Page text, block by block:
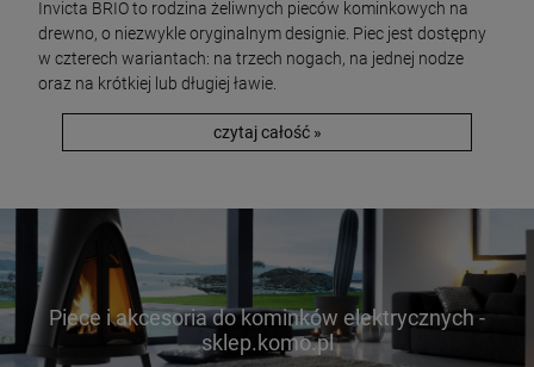
Invicta BRIO to rodzina żeliwnych pieców kominkowych na
drewno, o niezwykle oryginalnym designie. Piec jest dostępny
w czterech wariantach: na trzech nogach, na jednej nodze
oraz na krótkiej lub długiej ławie.
czytaj całość »
Piece i akcesoria do kominków elektrycznych -
sklep.komo.pl